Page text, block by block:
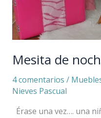
Mesita de
4 comentarios /
Nieves Pascual
Érase una vez…. una